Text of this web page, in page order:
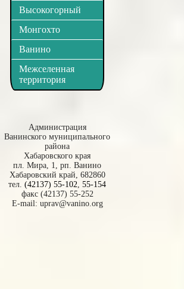
Высокогорный
Монгохто
Ванино
Межселенная
территория
Администрация
Ванинского муниципального
района
Хабаровского края
пл. Мира, 1, рп. Ванино
Хабаровский край, 682860
тел. (42137) 55-102 55-154
факс (42137) 55-252
E-mail: uprav@vanino.org